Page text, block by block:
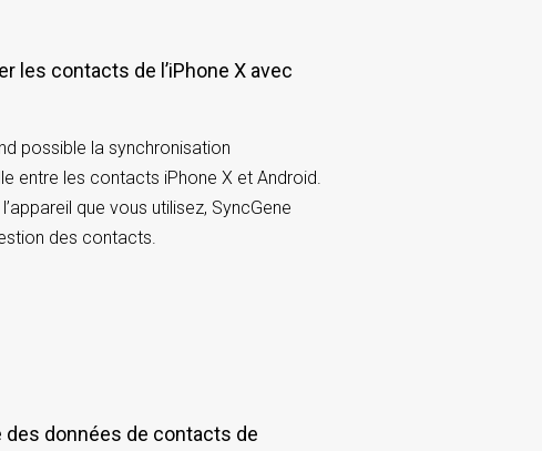
les contacts de l’iPhone X avec
possible la synchronisation
entre les contacts iPhone X et Android.
que vous utilisez, SyncGene
des contacts.
des données de contacts de